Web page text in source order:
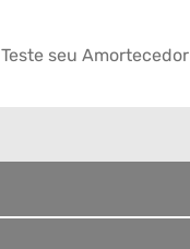
Teste seu Amortecedor